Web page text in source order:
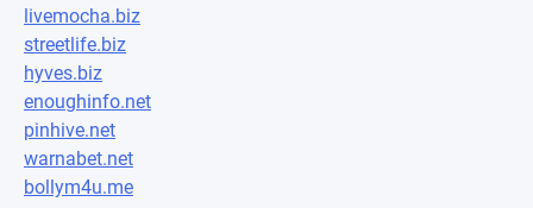
livemocha.biz
streetlife.biz
hyves.biz
enoughinfo.net
pinhive.net
warnabet.net
bollym4u.me